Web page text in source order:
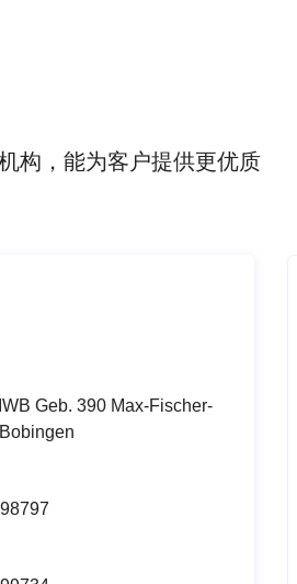
构，能为客户提供更优质
Geb. 390 Max-Fischer-